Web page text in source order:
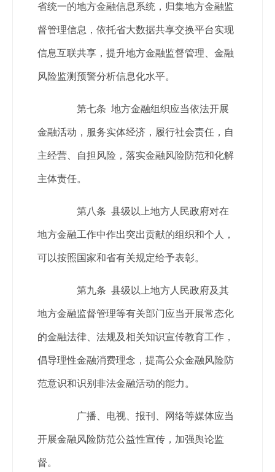
省统一的地方金融信息系统，归集地方金融监
督管理信息，依托省大数据共享交换平台实现
信息互联共享，提升地方金融监督管理、金融
风险监测预警分析信息化水平。
第七条 地方金融组织应当依法开展
金融活动，服务实体经济，履行社会责任，自
主经营、自担风险，落实金融风险防范和化解
主体责任。
第八条 县级以上地方人民政府对在
地方金融工作中作出突出贡献的组织和个人，
可以按照国家和省有关规定给予表彰。
第九条 县级以上地方人民政府及其
地方金融监督管理等有关部门应当开展常态化
的金融法律、法规及相关知识宣传教育工作，
倡导理性金融消费理念，提高公众金融风险防
范意识和识别非法金融活动的能力。
广播、电视、报刊、网络等媒体应当
开展金融风险防范公益性宣传，加强舆论监
督。